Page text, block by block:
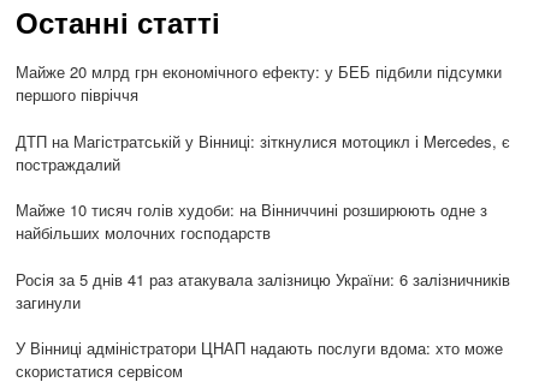
Останні статті
Майже 20 млрд грн економічного ефекту: у БЕБ підбили підсумки
першого півріччя
ДТП на Магістратській у Вінниці: зіткнулися мотоцикл і Mercedes, є
постраждалий
Майже 10 тисяч голів худоби: на Вінниччині розширюють одне з
найбільших молочних господарств
Росія за 5 днів 41 раз атакувала залізницю України: 6 залізничників
загинули
У Вінниці адміністратори ЦНАП надають послуги вдома: хто може
скористатися сервісом